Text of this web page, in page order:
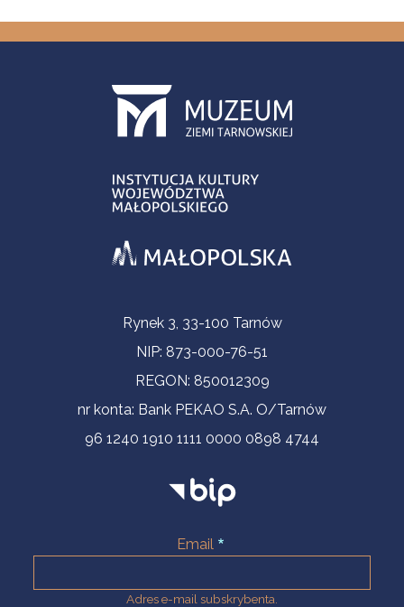
Informacje kontaktoweRynek 3, 33-100 Tarnów
NIP: 873-000-76-51
REGON: 850012309
nr konta: Bank PEKAO S.A. O/Tarnów
96 1240 1910 1111 0000 0898 4744
Email
Adres e-mail subskrybenta.